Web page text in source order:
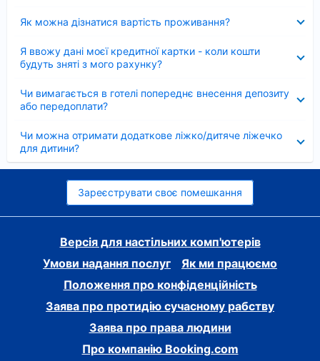
Як можна дізнатися вартість проживання?
Я ввожу дані моєї кредитної картки - коли кошти
будуть зняті з мого рахунку?
Чи вимагається в готелі попереднє внесення депозиту
або передоплати?
Чи можна отримати додаткове ліжко/дитяче ліжечко
для дитини?
Зареєструвати своє помешкання
Версія для настільних комп'ютерів
Умови надання послуг
Як ми працюємо
Положення про конфіденційність
Заява про протидію сучасному рабству
Заява про права людини
Про компанію Booking.com